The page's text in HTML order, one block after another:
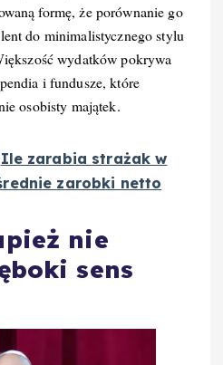
formę, że porównanie go
do minimalistycznego stylu
wydatków pokrywa
i fundusze, które
osobisty majątek.
Ile zarabia strażak w
zarobki netto
nie
sens